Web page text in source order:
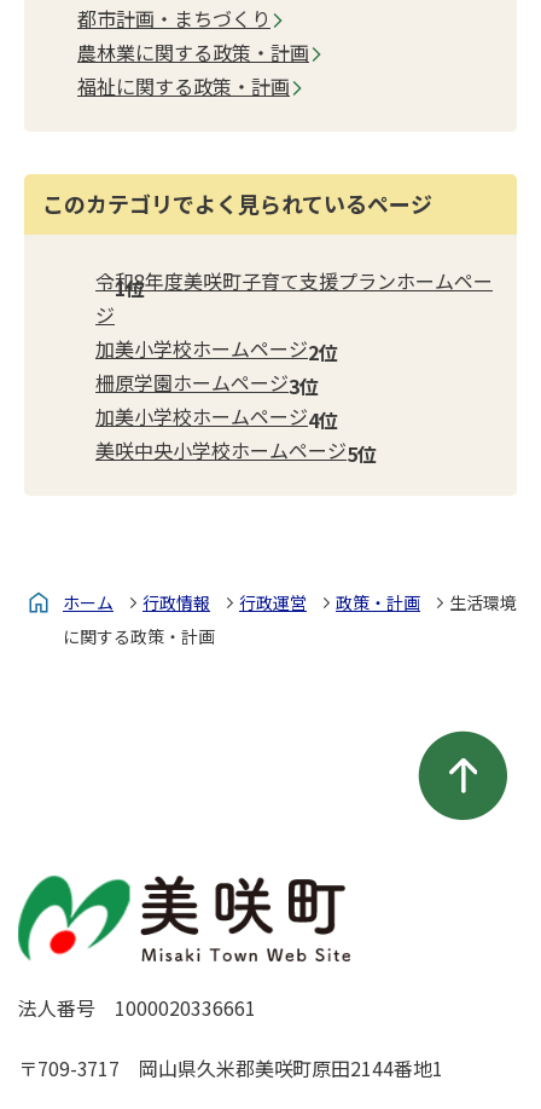
都市計画・まちづくり
農林業に関する政策・計画
福祉に関する政策・計画
このカテゴリでよく見られているページ
令和8年度美咲町子育て支援プランホームペー
ジ
加美小学校ホームページ
柵原学園ホームページ
加美小学校ホームページ
美咲中央小学校ホームページ
ホーム 行政情報 行政運営 政策・計画
生活環境
に関する政策・計画
法人番号 1000020336661
〒709-3717 岡山県久米郡美咲町原田2144番地1